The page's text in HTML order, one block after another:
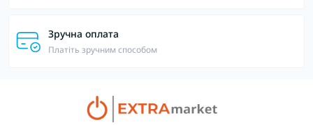
Зручна оплата
Платіть зручним способом